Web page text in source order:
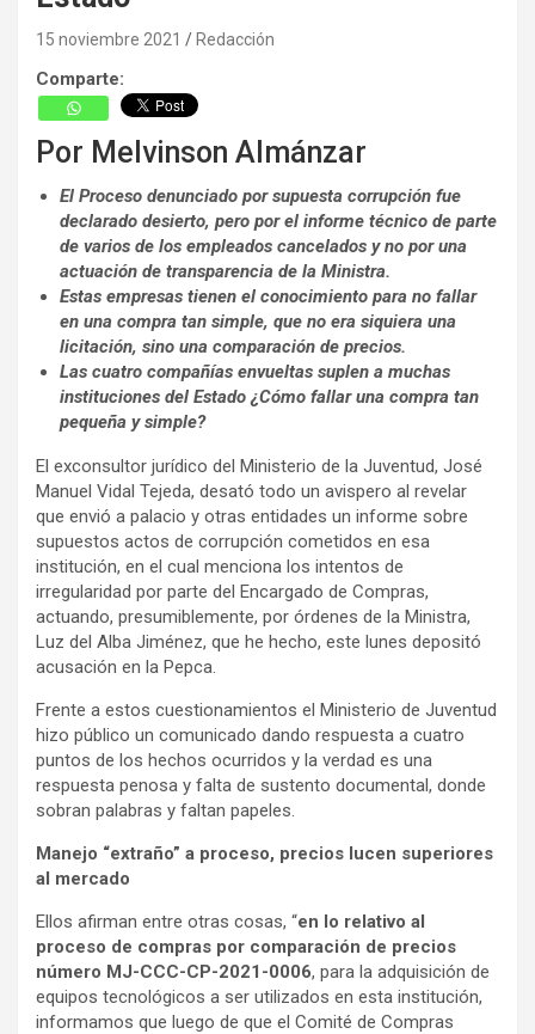
15 noviembre 2021 Redacción
Comparte:
Por Melvinson Almánzar
El Proceso denunciado por supuesta corrupción fue
declarado desierto, pero por el informe técnico de parte
de varios de los empleados cancelados y no por una
actuación de transparencia de la Ministra.
Estas empresas tienen el conocimiento para no fallar
en una compra tan simple, que no era siquiera una
licitación, sino una comparación de precios.
Las cuatro compañías envueltas suplen a muchas
instituciones del Estado ¿Cómo fallar una compra tan
pequeña y simple?
El exconsultor jurídico del Ministerio de la Juventud, José
Manuel Vidal Tejeda, desató todo un avispero al revelar
que envió a palacio y otras entidades un informe sobre
supuestos actos de corrupción cometidos en esa
institución, en el cual menciona los intentos de
irregularidad por parte del Encargado de Compras,
actuando, presumiblemente, por órdenes de la Ministra,
Luz del Alba Jiménez, que he hecho, este lunes depositó
acusación en la Pepca.
Frente a estos cuestionamientos el Ministerio de Juventud
hizo público un comunicado dando respuesta a cuatro
puntos de los hechos ocurridos y la verdad es una
respuesta penosa y falta de sustento documental, donde
sobran palabras y faltan papeles.
Manejo “extraño” a proceso, precios lucen superiores
al mercado
Ellos afirman entre otras cosas, “en lo relativo al
proceso de compras por comparación de precios
número MJ-CCC-CP-2021-0006, para la adquisición de
equipos tecnológicos a ser utilizados en esta institución,
informamos que luego de que el Comité de Compras